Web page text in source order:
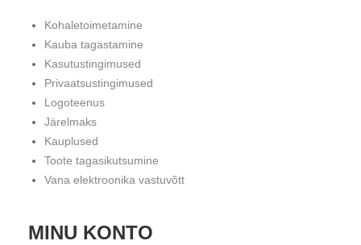
Kohaletoimetamine
Kauba tagastamine
Kasutustingimused
Privaatsustingimused
Logoteenus
Järelmaks
Kauplused
Toote tagasikutsumine
Vana elektroonika vastuvõtt
MINU KONTO